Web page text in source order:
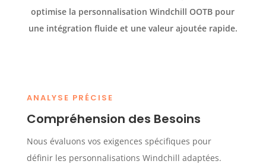
optimise la personnalisation Windchill OOTB pour
une intégration fluide et une valeur ajoutée rapide.
ANALYSE PRÉCISE
Compréhension des Besoins
Nous évaluons vos exigences spécifiques pour
définir les personnalisations Windchill adaptées.